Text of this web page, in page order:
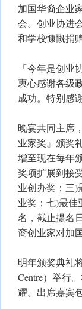
加国华裔企业
会。创业协进
和学校慷慨捐赠
「今年是创
衷心感谢各级
成功。特别感
晚宴共同主席
业家奖』颁奖
增至现在每年
奖项扩展到接
业创办奖；三)
业奖；七)最佳
名，截止提名
裔创业家对加
明年颁奖典礼
Centre）举行
耀。出席嘉宾